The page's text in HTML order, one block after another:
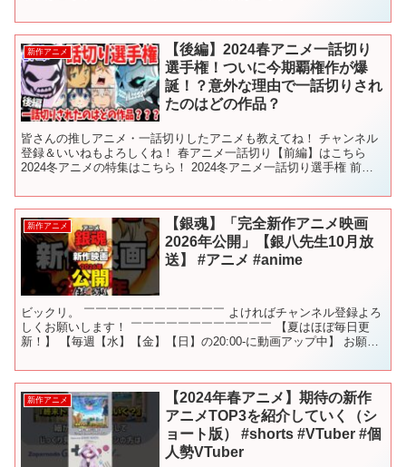
新作アニメ
【後編】2024春アニメ一話切り
選手権！ついに今期覇権作が爆
誕！？意外な理由で一話切りされ
たのはどの作品？
皆さんの推しアニメ・一話切りしたアニメも教えてね！ チャンネル
登録＆いいねもよろしくね！ 春アニメ一話切り【前編】はこちら
2024冬アニメの特集はこちら！ 2024冬アニメ一話切り選手権 前
新作アニメ
【銀魂】「完全新作アニメ映画
2026年公開」【銀八先生10月放
送】 #アニメ #anime
ビックリ。 ￣￣￣￣￣￣￣￣￣￣￣￣ よければチャンネル登録よろ
しくお願いします！ ￣￣￣￣￣￣￣￣￣￣￣￣ 【夏はほぼ毎日更
新！】 【毎週【水】【金】【日】の20:00-に動画アップ中】 お願い
新作アニメ
【2024年春アニメ】期待の新作
アニメTOP3を紹介していく（シ
ョート版） #shorts #VTuber #個
人勢VTuber